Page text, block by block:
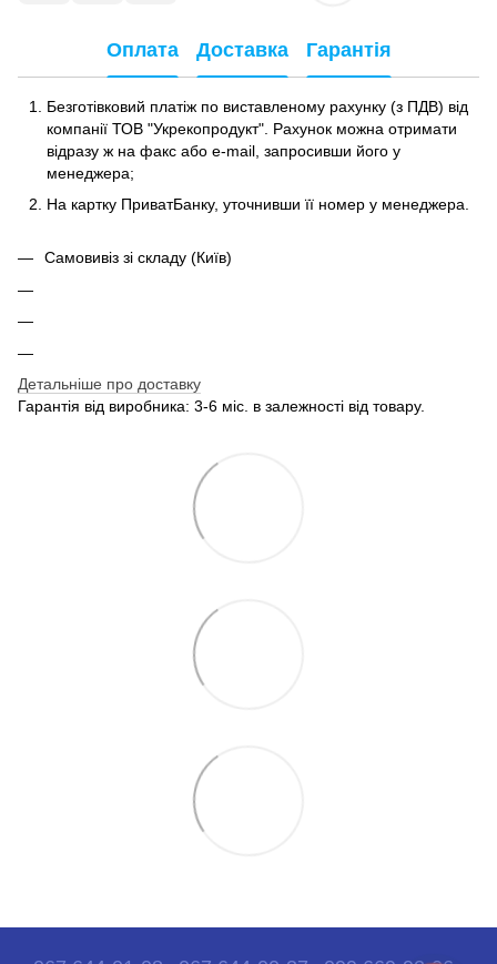
Оплата Доставка Гарантія
Безготівковий платіж по виставленому рахунку (з ПДВ) від
компанії ТОВ "Укрекопродукт". Рахунок можна отримати
відразу ж на факс або e-mail, запросивши його у
менеджера;
На картку ПриватБанку, уточнивши її номер у менеджера.
Самовивіз зі складу (Київ)
Детальніше про доставку
Гарантія від виробника: 3-6 міс. в залежності від товару.